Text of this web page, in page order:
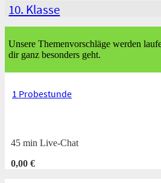
10. Klasse
Unsere Themenvorschläge werden
dir ganz besonders geht.
1 Probestunde
45 min Live-Chat
0,00 €